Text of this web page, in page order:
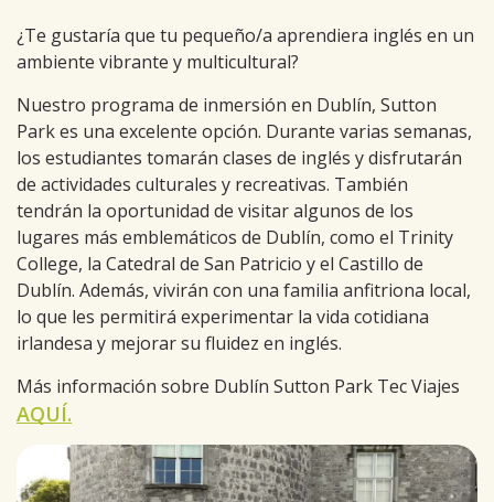
¿Te gustaría que tu pequeño/a aprendiera inglés en un
ambiente vibrante y multicultural?
Nuestro programa de inmersión en Dublín, Sutton
Park es una excelente opción. Durante varias semanas,
los estudiantes tomarán clases de inglés y disfrutarán
de actividades culturales y recreativas. También
tendrán la oportunidad de visitar algunos de los
lugares más emblemáticos de Dublín, como el Trinity
College, la Catedral de San Patricio y el Castillo de
Dublín. Además, vivirán con una familia anfitriona local,
lo que les permitirá experimentar la vida cotidiana
irlandesa y mejorar su fluidez en inglés.
Más información sobre Dublín Sutton Park Tec Viajes
AQUÍ.